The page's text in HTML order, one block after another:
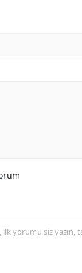
yorumu siz yazın,